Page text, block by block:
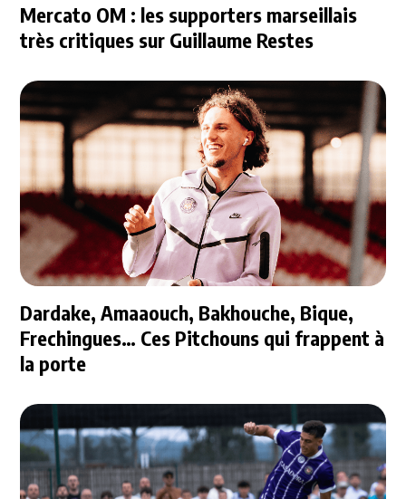
Mercato OM : les supporters marseillais
très critiques sur Guillaume Restes
Dardake, Amaaouch, Bakhouche, Bique,
Frechingues… Ces Pitchouns qui frappent à
la porte